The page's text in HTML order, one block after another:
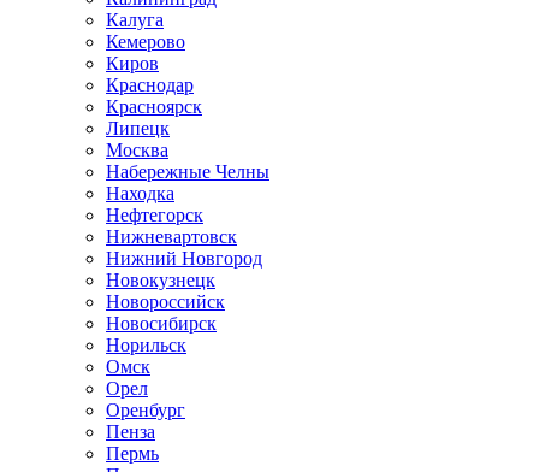
Калуга
Кемерово
Киров
Краснодар
Красноярск
Липецк
Москва
Набережные Челны
Находка
Нефтегорск
Нижневартовск
Нижний Новгород
Новокузнецк
Новороссийск
Новосибирск
Норильск
Омск
Орел
Оренбург
Пенза
Пермь